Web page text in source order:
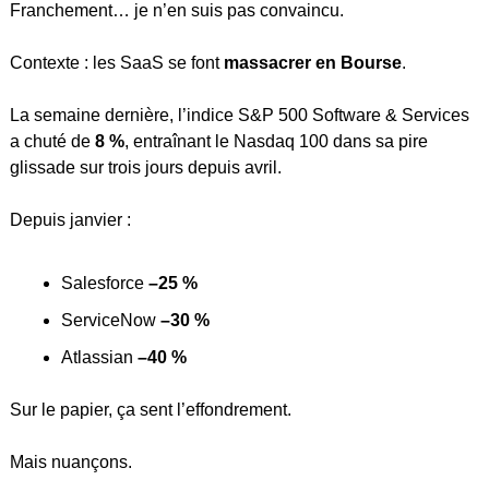
Franchement… je n’en suis pas convaincu.
Contexte : les SaaS se font massacrer en Bourse.
La semaine dernière, l’indice S&P 500 Software & Services
a chuté de 8 %, entraînant le Nasdaq 100 dans sa pire
glissade sur trois jours depuis avril.
Depuis janvier :
Salesforce –25 %
ServiceNow –30 %
Atlassian –40 %
Sur le papier, ça sent l’effondrement.
Mais nuançons.